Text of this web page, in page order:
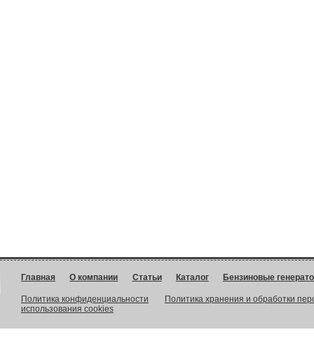
Главная О компании Статьи Каталог Бензиновые
Политика конфиденциальности
Политика хранения и обработки
использования cookies